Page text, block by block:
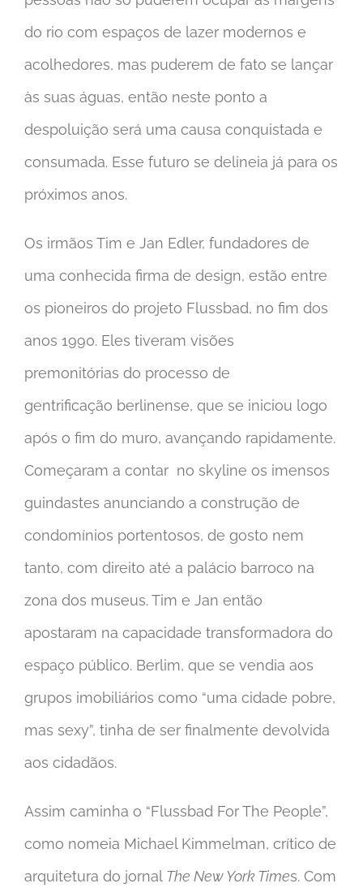
do rio com espaços de lazer modernos e
acolhedores, mas puderem de fato se lançar
às suas águas, então neste ponto a
despoluição será uma causa conquistada e
consumada. Esse futuro se delineia já para os
próximos anos.
Os irmãos Tim e Jan Edler, fundadores de
uma conhecida firma de design, estão entre
os pioneiros do projeto Flussbad, no fim dos
anos 1990. Eles tiveram visões
premonitórias do processo de
gentrificação berlinense, que se iniciou logo
após o fim do muro, avançando rapidamente.
Começaram a contar no skyline os imensos
guindastes anunciando a construção de
condomínios portentosos, de gosto nem
tanto, com direito até a palácio barroco na
zona dos museus. Tim e Jan então
apostaram na capacidade transformadora do
espaço público. Berlim, que se vendia aos
grupos imobiliários como “uma cidade pobre,
mas sexy”, tinha de ser finalmente devolvida
aos cidadãos.
Assim caminha o “Flussbad For The People”,
como nomeia Michael Kimmelman, crítico de
arquitetura do jornal The New York Times. Com